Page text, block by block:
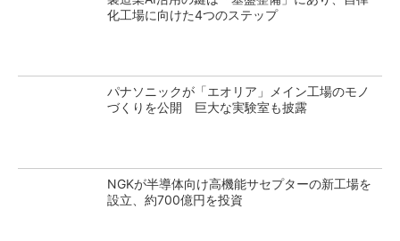
化工場に向けた4つのステップ
パナソニックが「エオリア」メイン工場のモノ
づくりを公開 巨大な実験室も披露
NGKが半導体向け高機能サセプターの新工場を
設立、約700億円を投資